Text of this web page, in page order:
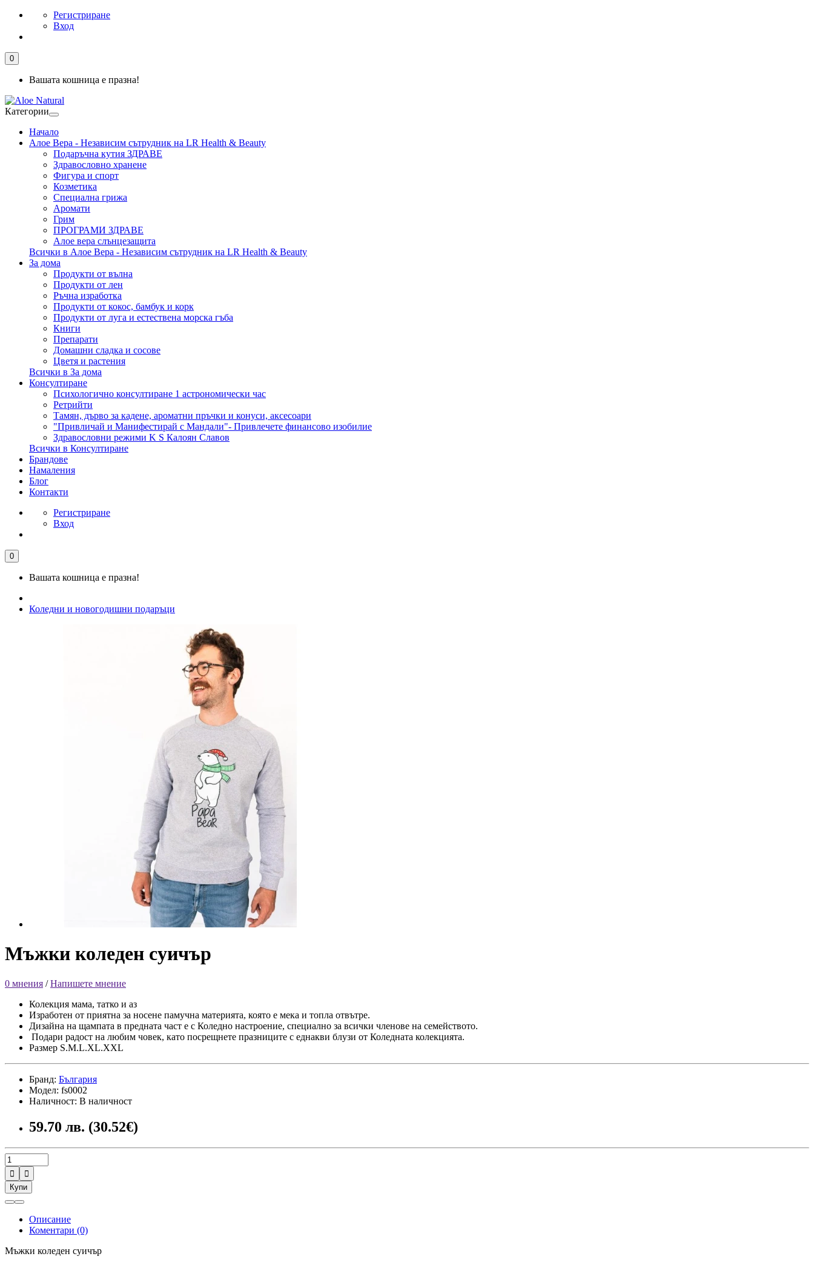
Регистриране
Вход
0
Вашата кошница е празна!
Категории
Начало
Алое Вера - Независим сътрудник на LR Health & Beauty
Подаръчна кутия ЗДРАВЕ
Здравословно хранене
Фигура и спорт
Козметика
Специална грижа
Аромати
Грим
ПРОГРАМИ ЗДРАВЕ
Алое вера слънцезащита
Всички в Алое Вера - Независим сътрудник на LR Health & Beauty
За дома
Продукти от вълна
Продукти от лен
Ръчна изработка
Продукти от кокос, бамбук и корк
Продукти от луга и естествена морска гъба
Книги
Препарати
Домашни сладка и сосове
Цветя и растения
Всички в За дома
Консултиране
Психологично консултиране 1 астрономически час
Ретрийти
Тамян, дърво за кадене, ароматни пръчки и конуси, аксесоари
"Привличай и Манифестирай с Мандали"- Привлечете финансово изобилие
Здравословни режими K S Калоян Славов
Всички в Консултиране
Брандове
Намаления
Блог
Контакти
Регистриране
Вход
0
Вашата кошница е празна!
Коледни и новогодишни подаръци
Мъжки коледен суичър
0 мнения /Напишете мнение
Колекция мама, татко и аз
Изработен от приятна за носене памучна материята, която е мека и топла отвътре.
Дизайна на щампата в предната част е с Коледно настроение, специално за всички членове на семейството.
Подари радост на любим човек, като посрещнете празниците с еднакви блузи от Коледната колекцията.
Размер S.M.L.XL.XXL
Бранд: България
Модел: fs0002
Наличност: В наличност
59.70 лв. (30.52€)


Купи
Описание
Коментари (0)
Мъжки коледен суичър